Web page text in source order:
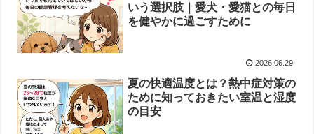
いう選択肢｜愛犬・愛猫との毎日
を健やかに過ごすために
2026.06.29
夏の快適温度とは？熱中症対策の
ために知っておきたい室温と湿度
の目安